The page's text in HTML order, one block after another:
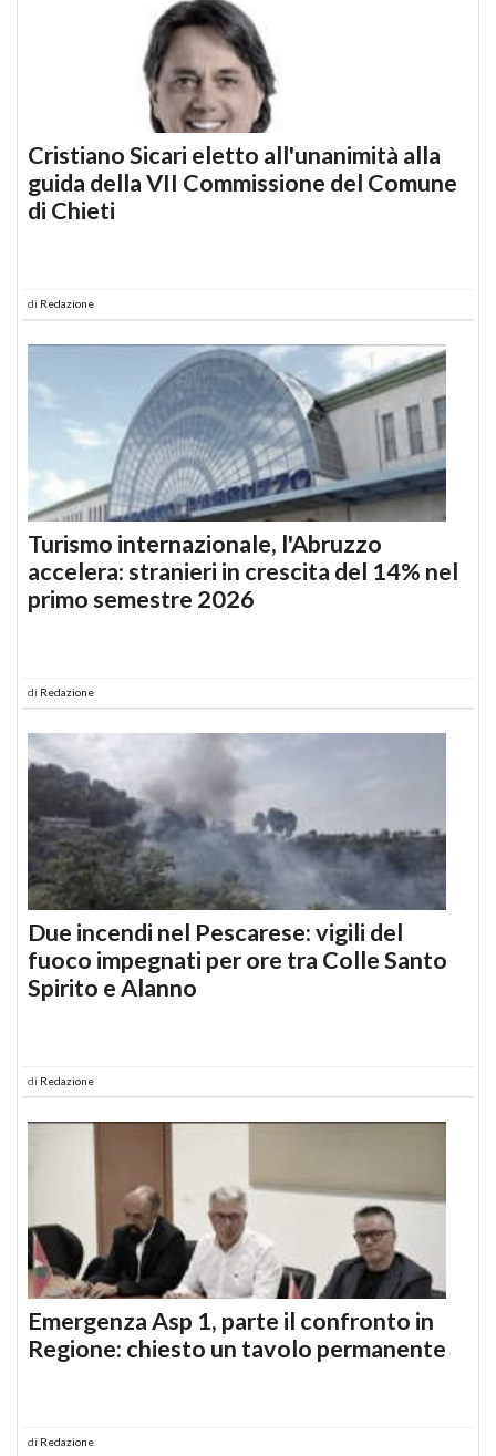
Cristiano Sicari eletto all'unanimità alla
guida della VII Commissione del Comune
di Chieti
di Redazione
Turismo internazionale, l'Abruzzo
accelera: stranieri in crescita del 14% nel
primo semestre 2026
di Redazione
Due incendi nel Pescarese: vigili del
fuoco impegnati per ore tra Colle Santo
Spirito e Alanno
di Redazione
Emergenza Asp 1, parte il confronto in
Regione: chiesto un tavolo permanente
di Redazione